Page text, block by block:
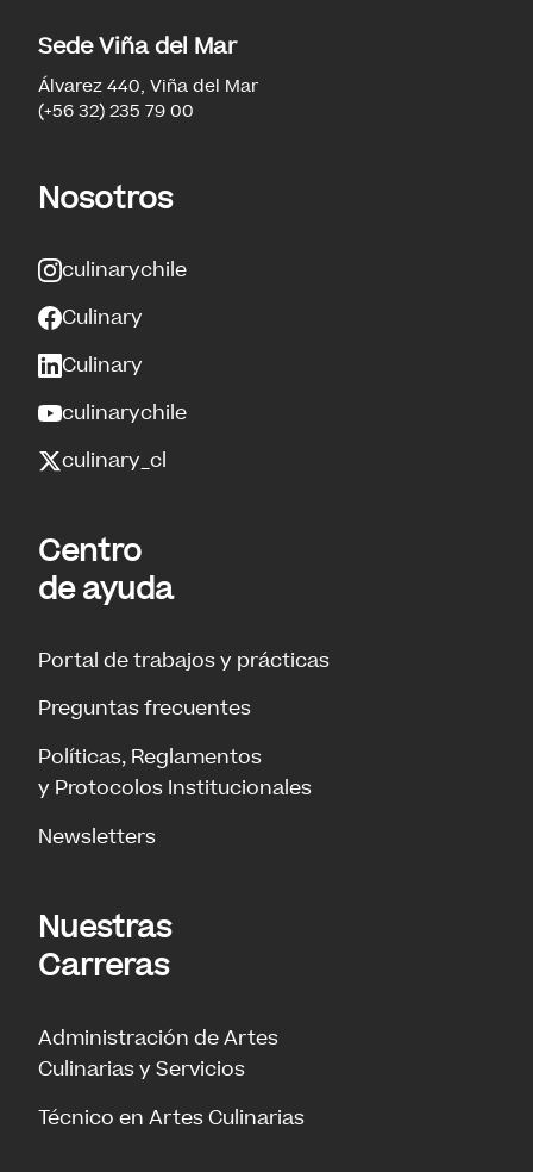
Sede Viña del Mar
Álvarez 440, Viña del Mar
(+56 32) 235 79 00
Nosotros
culinarychile
Culinary
Culinary
culinarychile
culinary_cl
Centro
de ayuda
Portal de trabajos y prácticas
Preguntas frecuentes
Políticas, Reglamentos
y Protocolos Institucionales
Newsletters
Nuestras
Carreras
Administración de Artes
Culinarias y Servicios
Técnico en Artes Culinarias